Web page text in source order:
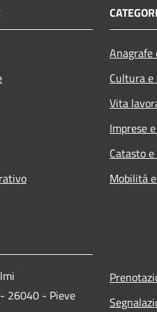
Cultura
Vita
Imprese
Catasto
Mobilità
26040 - Pieve